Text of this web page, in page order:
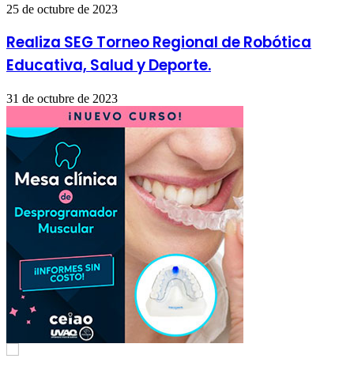
25 de octubre de 2023
Realiza SEG Torneo Regional de Robótica
Educativa, Salud y Deporte.
31 de octubre de 2023